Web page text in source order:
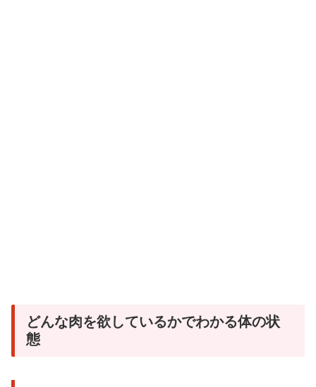
どんな肉を欲しているかでわかる体の状
態